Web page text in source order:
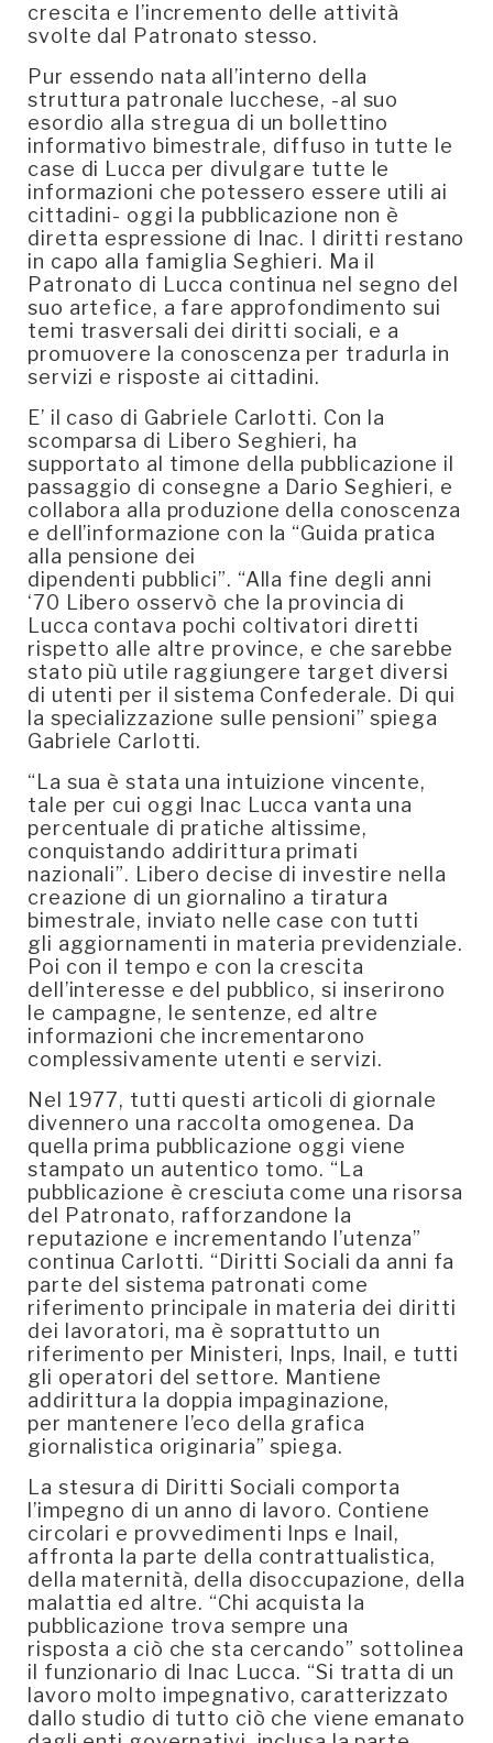
crescita e l’incremento delle attività
svolte dal Patronato stesso.
Pur essendo nata all’interno della
struttura patronale lucchese, -al suo
esordio alla stregua di un bollettino
informativo bimestrale, diffuso in tutte le
case di Lucca per divulgare tutte le
informazioni che potessero essere utili ai
cittadini- oggi la pubblicazione non è
diretta espressione di Inac. I diritti restano
in capo alla famiglia Seghieri. Ma il
Patronato di Lucca continua nel segno del
suo artefice, a fare approfondimento sui
temi trasversali dei diritti sociali, e a
promuovere la conoscenza per tradurla in
servizi e risposte ai cittadini.
E’ il caso di Gabriele Carlotti. Con la
scomparsa di Libero Seghieri, ha
supportato al timone della pubblicazione il
passaggio di consegne a Dario Seghieri, e
collabora alla produzione della conoscenza
e dell’informazione con la “Guida pratica
alla pensione dei
dipendenti pubblici”. “Alla fine degli anni
‘70 Libero osservò che la provincia di
Lucca contava pochi coltivatori diretti
rispetto alle altre province, e che sarebbe
stato più utile raggiungere target diversi
di utenti per il sistema Confederale. Di qui
la specializzazione sulle pensioni” spiega
Gabriele Carlotti.
“La sua è stata una intuizione vincente,
tale per cui oggi Inac Lucca vanta una
percentuale di pratiche altissime,
conquistando addirittura primati
nazionali”. Libero decise di investire nella
creazione di un giornalino a tiratura
bimestrale, inviato nelle case con tutti
gli aggiornamenti in materia previdenziale.
Poi con il tempo e con la crescita
dell’interesse e del pubblico, si inserirono
le campagne, le sentenze, ed altre
informazioni che incrementarono
complessivamente utenti e servizi.
Nel 1977, tutti questi articoli di giornale
divennero una raccolta omogenea. Da
quella prima pubblicazione oggi viene
stampato un autentico tomo. “La
pubblicazione è cresciuta come una risorsa
del Patronato, rafforzandone la
reputazione e incrementando l’utenza”
continua Carlotti. “Diritti Sociali da anni fa
parte del sistema patronati come
riferimento principale in materia dei diritti
dei lavoratori, ma è soprattutto un
riferimento per Ministeri, Inps, Inail, e tutti
gli operatori del settore. Mantiene
addirittura la doppia impaginazione,
per mantenere l’eco della grafica
giornalistica originaria” spiega.
La stesura di Diritti Sociali comporta
l’impegno di un anno di lavoro. Contiene
circolari e provvedimenti Inps e Inail,
affronta la parte della contrattualistica,
della maternità, della disoccupazione, della
malattia ed altre. “Chi acquista la
pubblicazione trova sempre una
risposta a ciò che sta cercando” sottolinea
il funzionario di Inac Lucca. “Si tratta di un
lavoro molto impegnativo, caratterizzato
dallo studio di tutto ciò che viene emanato